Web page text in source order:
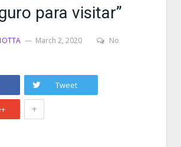
para visitar”
March 2, 2020
No
Tweet
+